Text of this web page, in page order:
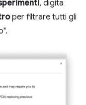
, digita
per filtrare tutti gli